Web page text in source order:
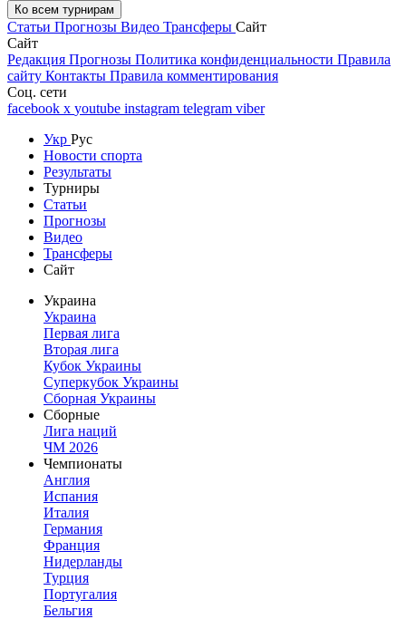
Ко всем турнирам
Статьи Прогнозы Видео Трансферы Сайт
Сайт
Редакция Прогнозы Политика конфиденциальности Правила
сайту Контакты Правила комментирования
Соц. сети
facebook x youtube instagram telegram viber
Укр Рус
Новости спорта
Результаты
Турниры
Статьи
Прогнозы
Видео
Трансферы
Сайт
Украина
Украина
Первая лига
Вторая лига
Кубок Украины
Суперкубок Украины
Сборная Украины
Сборные
Лига наций
ЧМ 2026
Чемпионаты
Англия
Испания
Италия
Германия
Франция
Нидерланды
Турция
Португалия
Бельгия